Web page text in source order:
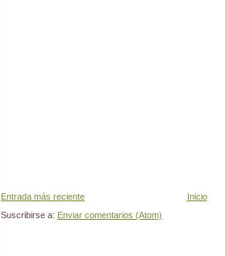
Entrada más reciente
Inicio
Suscribirse a: Enviar comentarios (Atom)